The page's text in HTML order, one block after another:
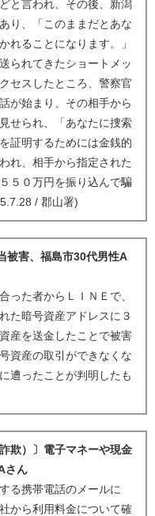
と言われ、その後、新潟
り、「このままだとあな
れることになります。」
られてきたショートメッ
セスしたところ、警察官
が始まり、その相手から
せられ、「あなたに捜索
証明するためには金銭的
れ、相手から指定された
５０万円を振り込んで騙
/ 郡山署)
被害、福島市30代男性A
た者からＬＩＮＥで、
た暗号資産アドレスに３
産を送金したことで被害
資産の取引ができなくな
遭ったことが判明したも
欺）〕電子マネーや現金
さん
る携帯電話のメールに
から利用料金について確